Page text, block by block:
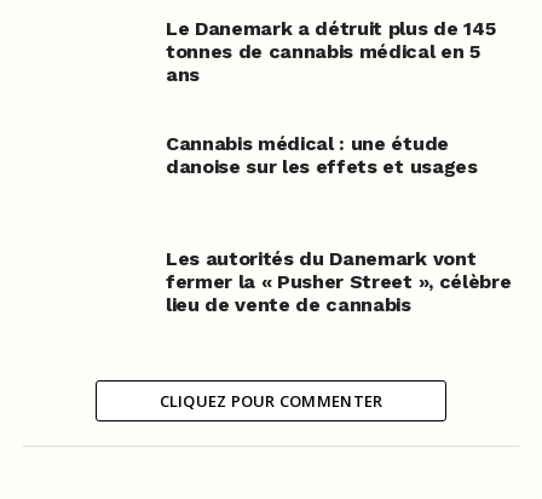
Le Danemark a détruit plus de 145
tonnes de cannabis médical en 5
ans
Cannabis médical : une étude
danoise sur les effets et usages
Les autorités du Danemark vont
fermer la « Pusher Street », célèbre
lieu de vente de cannabis
CLIQUEZ POUR COMMENTER